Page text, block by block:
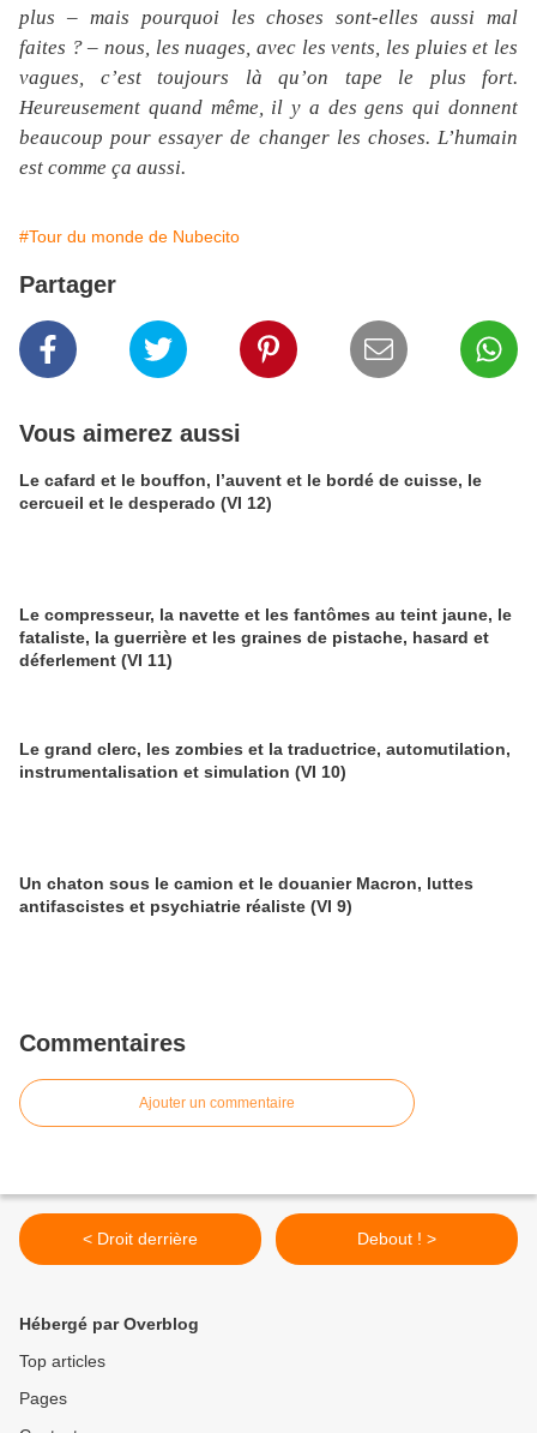
plus – mais pourquoi les choses sont-elles aussi mal
faites ? – nous, les nuages, avec les vents, les pluies et les
vagues, c’est toujours là qu’on tape le plus fort.
Heureusement quand même, il y a des gens qui donnent
beaucoup pour essayer de changer les choses. L’humain
est comme ça aussi.
#Tour du monde de Nubecito
Partager
Vous aimerez aussi
Le cafard et le bouffon, l’auvent et le bordé de cuisse, le
cercueil et le desperado (VI 12)
Le compresseur, la navette et les fantômes au teint jaune, le
fataliste, la guerrière et les graines de pistache, hasard et
déferlement (VI 11)
Le grand clerc, les zombies et la traductrice, automutilation,
instrumentalisation et simulation (VI 10)
Un chaton sous le camion et le douanier Macron, luttes
antifascistes et psychiatrie réaliste (VI 9)
Commentaires
Ajouter un commentaire
< Droit derrière Debout ! >
Hébergé par Overblog
Top articles
Pages